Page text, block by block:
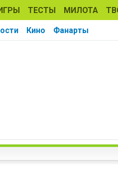
ТЕСТЫ МИЛОТА
Кино Фанарты